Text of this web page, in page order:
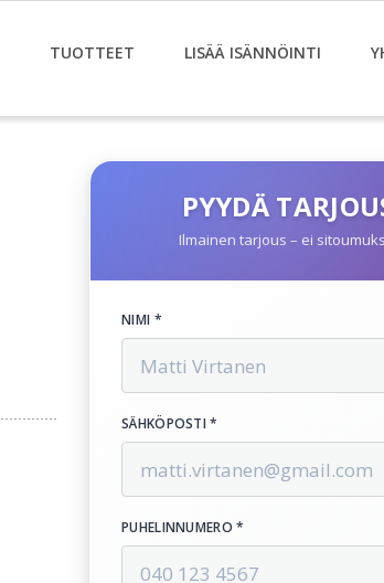
TUOTTEET LISÄÄ ISÄNNÖINTI
PYYDÄ
Ilmainen tarjous – ei
NIMI *
SÄHKÖPOSTI *
PUHELINNUMERO *